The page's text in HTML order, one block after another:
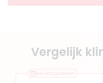
Vergelijk
Recent geboekt